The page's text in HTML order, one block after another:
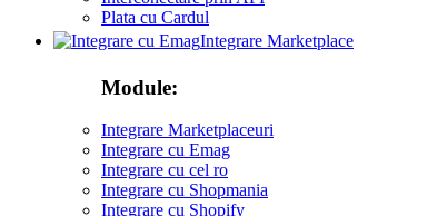
Plata cu Cardul
Integrare Marketplace
Module:
Integrare Marketplaceuri
Integrare cu Emag
Integrare cu cel ro
Integrare cu Shopmania
Integrare cu Shopify